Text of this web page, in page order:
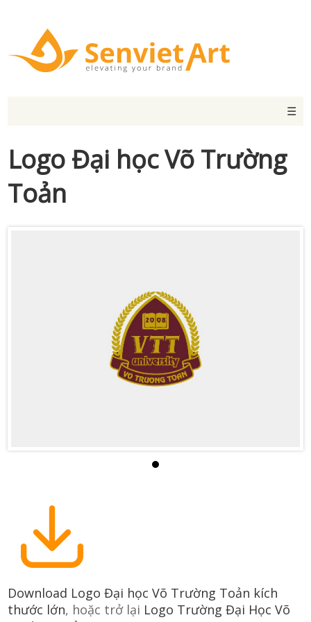
☰
Logo Đại học Võ Trường
Toản
Download Logo Đại học Võ Trường Toản kích
thước lớn, hoặc trở lại Logo Trường Đại Học Võ